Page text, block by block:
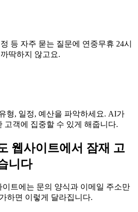
등 자주 묻는 질문에 연중무휴 24시
딱하지 않고요.
형, 일정, 예산을 파악하세요. AI가
고객에 집중할 수 있게 해줍니다.
웹사이트에서 잠재 고
니다
트에는 문의 양식과 이메일 주소만
하면 이렇게 달라집니다.